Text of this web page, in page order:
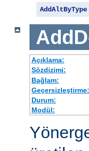
AddAltByType
Açıklama:
Sözdizimi:
Bağlam:
Geçersizleştirme:
Durum:
Modül: